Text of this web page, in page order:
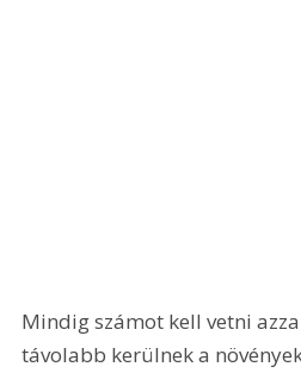
Mindig számot kell vetni
távolabb kerülnek a